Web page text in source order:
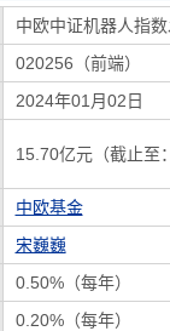
中欧中证机器人指
020256（前端）
2024年01月02日
15.70亿元（截止至
中欧基金
宋巍巍
0.50%（每年）
0.20%（每年）